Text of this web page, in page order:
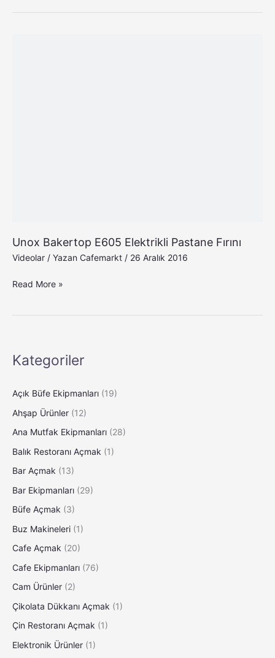
Unox Bakertop E605 Elektrikli Pastane Fırını
Videolar / Yazan Cafemarkt / 26 Aralık 2016
Read More »
Kategoriler
Açık Büfe Ekipmanları (19)
Ahşap Ürünler (12)
Ana Mutfak Ekipmanları (28)
Balık Restoranı Açmak (1)
Bar Açmak (13)
Bar Ekipmanları (29)
Büfe Açmak (3)
Buz Makineleri (1)
Cafe Açmak (20)
Cafe Ekipmanları (76)
Cam Ürünler (2)
Çikolata Dükkanı Açmak (1)
Çin Restoranı Açmak (1)
Elektronik Ürünler (1)